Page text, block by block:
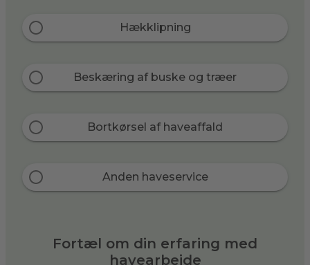
Hækklipning
Beskæring af buske og træer
Bortkørsel af haveaffald
Anden haveservice
Fortæl om din erfaring med
havearbejde